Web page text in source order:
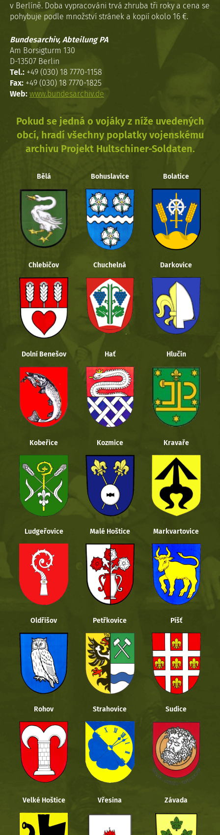
v Berlíně. Doba vypracováni trvá zhruba tři roky a cena se
pohybuje podle množství stránek a kopií okolo 16 €.
Bundesarchiv, Abteilung PA
Am Borsigturm 130
D-13507 Berlin
Tel.: +49 (030) 18 7770-1158
Fax: +49 (030) 18 7770-1825
Web: www.bundesarchiv.de
Pokud se jedná o vojáky z níže uvedených
obcí, hradí všechny poplatky vojenskému
archivu Projekt Hultschiner-Soldaten.
Bělá Bohuslavice Bolatice
Chlebičov Chuchelná Darkovice
Dolní Benešov Hať Hlučín
Kobeřice Kozmice Kravaře
Ludgeřovice Malé Hoštice Markvartovice
Oldřišov Petřkovice Píšť
Rohov Strahovice Sudice
Velké Hoštice Vřesina Závada